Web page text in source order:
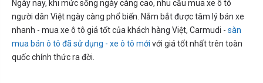
Ngày nay, khi mức sống ngày càng cao, nhu cầu mua xe ô tô
người dân Việt ngày càng phổ biến. Nắm bắt được tâm lý bán xe
nhanh - mua xe ô tô giá tốt của khách hàng Việt, Carmudi - sàn
mua bán ô tô đã sử dụng - xe ô tô mới với giá tốt nhất trên toàn
quốc chính thức ra đời.